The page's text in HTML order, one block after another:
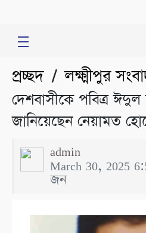
প্রচ্ছদ/লক্ষ্মীপুর
দেশবাসীকে পবিত্র
জানিয়েছেন নেয়ামত
admin
March 30, 2025
জন